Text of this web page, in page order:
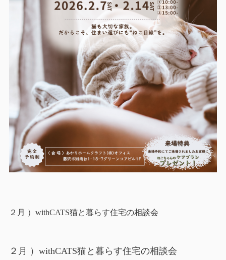
２月 ）withCATS猫と暮らす住宅の相談会
２月 ）withCATS猫と暮らす住宅の相談会